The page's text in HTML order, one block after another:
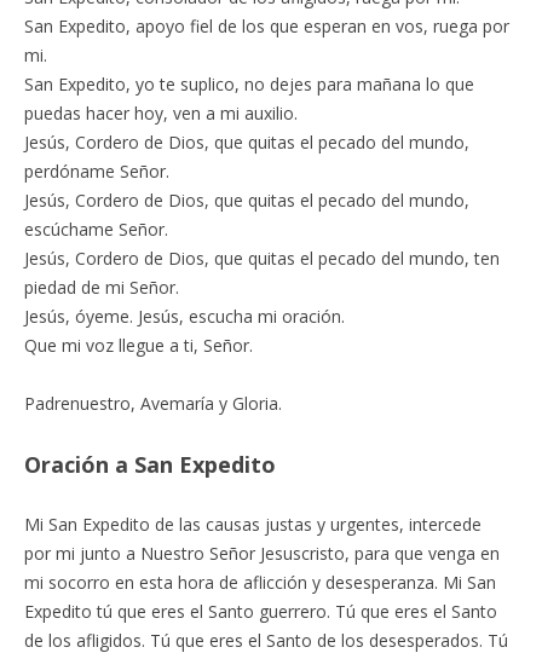
San Expedito, apoyo fiel de los que esperan en vos, ruega por
mi.
San Expedito, yo te suplico, no dejes para mañana lo que
puedas hacer hoy, ven a mi auxilio.
Jesús, Cordero de Dios, que quitas el pecado del mundo,
perdóname Señor.
Jesús, Cordero de Dios, que quitas el pecado del mundo,
escúchame Señor.
Jesús, Cordero de Dios, que quitas el pecado del mundo, ten
piedad de mi Señor.
Jesús, óyeme. Jesús, escucha mi oración.
Que mi voz llegue a ti, Señor.
Padrenuestro, Avemaría y Gloria.
Oración a San Expedito
Mi San Expedito de las causas justas y urgentes, intercede
por mi junto a Nuestro Señor Jesuscristo, para que venga en
mi socorro en esta hora de aflicción y desesperanza. Mi San
Expedito tú que eres el Santo guerrero. Tú que eres el Santo
de los afligidos. Tú que eres el Santo de los desesperados. Tú